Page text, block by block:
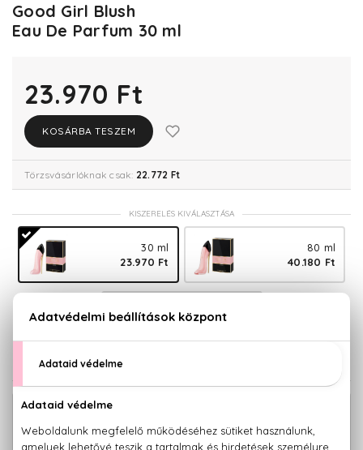
Good Girl Blush
Eau De Parfum 30 ml
23.970 Ft
KOSÁRBA TESZEM
Törzsvásárlóknak csak: 22.772 Ft
KISZERELÉS KIVÁLASZTÁSA
30 ml
23.970 Ft
80 ml
40.180 Ft
150 ml
80+100 ml